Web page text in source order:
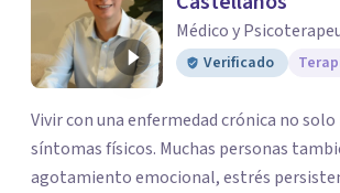
Médico y
Verificado
Vivir con una enfermedad crónica no
síntomas físicos. Muchas personas
agotamiento emocional, estrés